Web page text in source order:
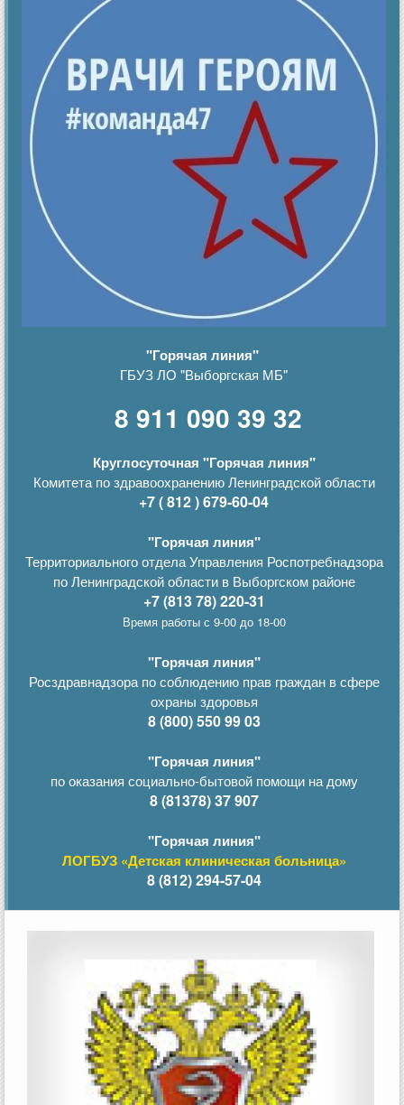
"Горячая линия"
ГБУЗ ЛО "Выборгская МБ"
8 911 090 39 32
Круглосуточная "Горячая линия"
Комитета по здравоохранению Ленинградской области
+7 ( 812 ) 679-60-04
"Горячая линия"
Территориального отдела Управления Роспотребнадзора
по Ленинградской области в Выборгском районе
+7 (813 78) 220-31
Время работы с 9-00 до 18-00
"Горячая линия"
Росздравнадзора по соблюдению прав граждан в сфере
охраны здоровья
8 (800) 550 99 03
"Горячая линия"
по оказания социально-бытовой помощи на дому
8 (81378) 37 907
"Горячая линия"
ЛОГБУЗ «Детская клиническая больница»
8 (812) 294-57-04